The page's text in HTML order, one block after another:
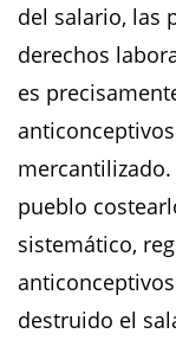
del salario, las
derechos
es
pueblo
sistemático,
destruido el